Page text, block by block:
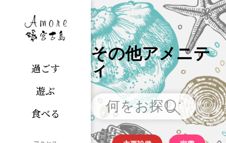
過ごす
遊ぶ
食べる
その他アメニテ
ィ